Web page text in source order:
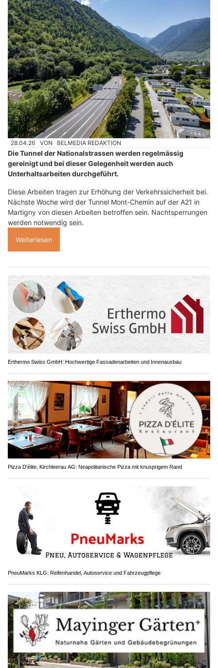
28.04.26 VON BELMEDIA REDAKTION
Die Tunnel der Nationalstrassen werden regelmässig
gereinigt und bei dieser Gelegenheit werden auch
Unterhaltsarbeiten durchgeführt.
Diese Arbeiten tragen zur Erhöhung der Verkehrssicherheit bei.
Nächste Woche wird der Tunnel Mont-Chemin auf der A21 in
Martigny von diesen Arbeiten betroffen sein. Nachtsperrungen
werden notwendig sein.
Weiterlesen
Erthermo Swiss GmbH: Hochwertige Fassadenarbeiten und Innenausbau
Pizza D’élite, Kirchleerau AG: Neapolitanische Pizza mit knusprigem Rand
PneuMarks KLG: Reifenhandel, Autoservice und Fahrzeugpflege